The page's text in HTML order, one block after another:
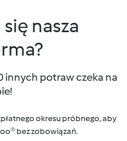
nasza
innych potraw czeka na
okresu próbnego, aby
bez zobowiązań.